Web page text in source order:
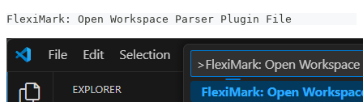
FlexiMark: Open Workspace Parser Plugin File